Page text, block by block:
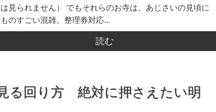
見られません） でもそれらのお寺は、あじさいの見頃に
のすごい混雑。整理券対応...
読む
る回り方 絶対に押さえたい明